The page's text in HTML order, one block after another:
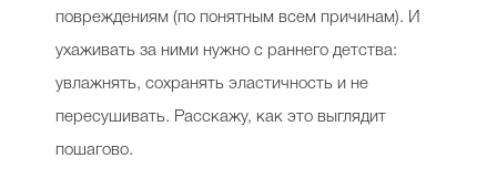
Полиция красоты
Хит недели от визажиста
повреждениям (по понятным всем причинам). И
ухаживать за ними нужно с раннего детства:
увлажнять, сохранять эластичность и не
пересушивать. Расскажу, как это выглядит
пошагово.